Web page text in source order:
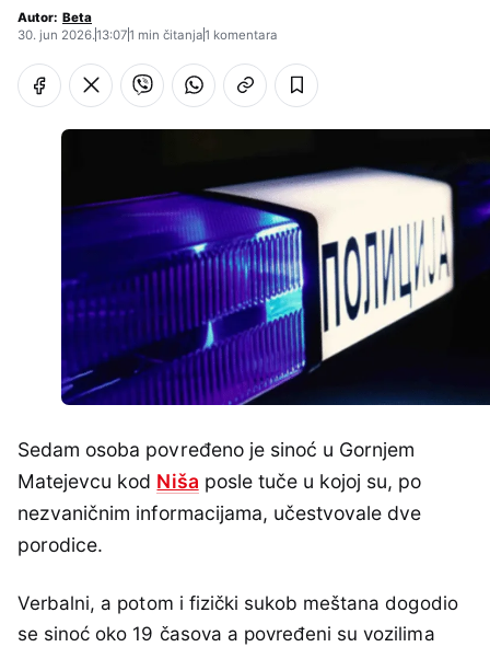
Autor: Beta
30. jun 2026.13:071 min čitanja1 komentara
Sedam osoba povređeno je sinoć u Gornjem
Matejevcu kod Niša posle tuče u kojoj su, po
nezvaničnim informacijama, učestvovale dve
porodice.
Verbalni, a potom i fizički sukob meštana dogodio
se sinoć oko 19 časova a povređeni su vozilima